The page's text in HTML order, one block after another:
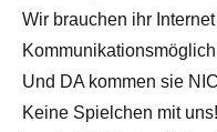
Wir brauchen ihr
Und DA kommen sie
Keine Spielchen mit uns!